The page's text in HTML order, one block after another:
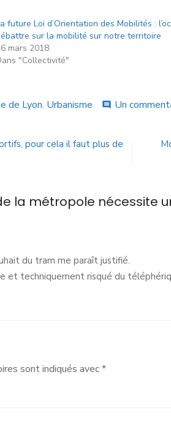
future Loi d’Orientation des Mobilités :
sur la mobilité sur notre territoire
mars 2018
"Collectivité"
de Lyon, Urbanisme comment Un
pour cela il faut plus de
la métropole nécessite
du tram me paraît justifié.
et techniquement risqué du
sont indiqués avec*